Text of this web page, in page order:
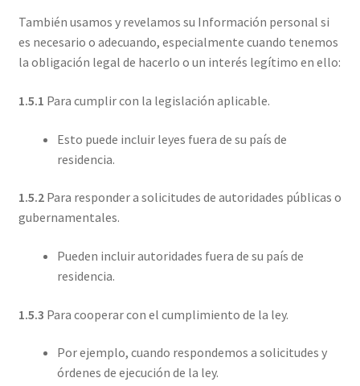
También usamos y revelamos su Información personal si
es necesario o adecuando, especialmente cuando tenemos
la obligación legal de hacerlo o un interés legítimo en ello:
1.5.1 Para cumplir con la legislación aplicable.
Esto puede incluir leyes fuera de su país de
residencia.
1.5.2 Para responder a solicitudes de autoridades públicas o
gubernamentales.
Pueden incluir autoridades fuera de su país de
residencia.
1.5.3 Para cooperar con el cumplimiento de la ley.
Por ejemplo, cuando respondemos a solicitudes y
órdenes de ejecución de la ley.